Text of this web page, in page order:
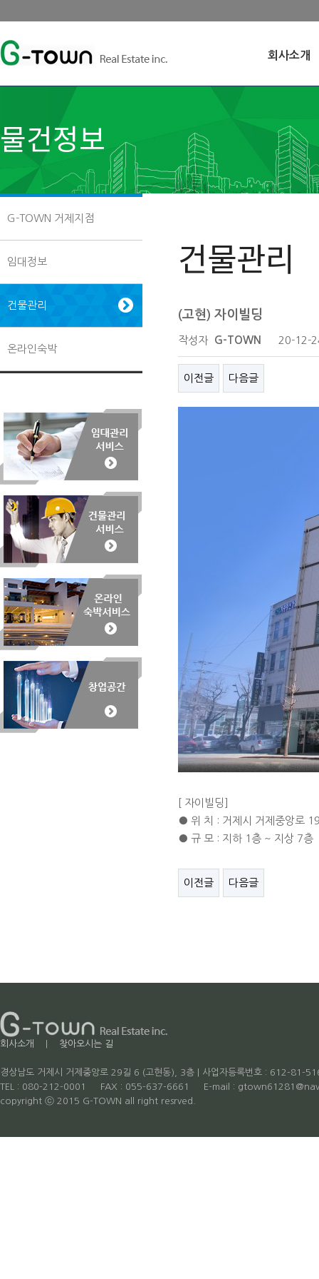
회사소개
물건정보
G-TOWN 거제지점
임대정보
건물관리
온라인숙박
건물관리
(고현) 자이빌딩
작성자 G-TOWN 20-12-
이전글 다음글
[ 자이빌딩]
● 위 치 : 거제시 거제중앙로
● 규 모 : 지하 1층 ~ 지상 7층
이전글 다음글
회사소개 찾아오시는 길
경상남도 거제시 거제중앙로 29길 6 (고현동), 3층 | 사업자등록번호 : 612-81-
TEL : 080-212-0001 FAX : 055-637-6661 E-mail :
copyright ⓒ 2015 G-TOWN all right resrved.